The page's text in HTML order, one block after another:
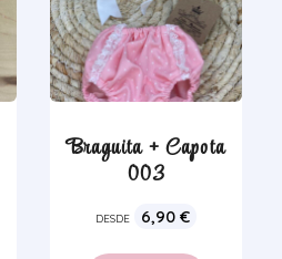
Braguita + Capota
003
DESDE 6,90€